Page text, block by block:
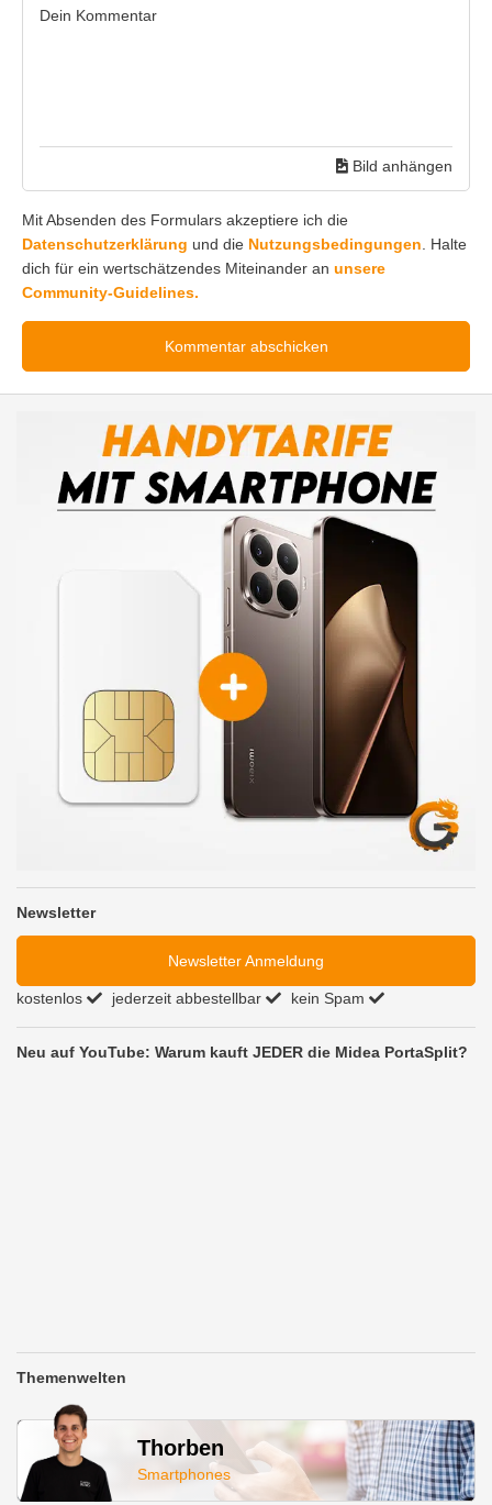
Bild anhängen
Mit Absenden des Formulars akzeptiere ich die
Datenschutzerklärung und die Nutzungsbedingungen . Halte
dich für ein wertschätzendes Miteinander an unsere
Community-Guidelines.
Newsletter
Newsletter Anmeldung
kostenlos jederzeit abbestellbar kein Spam
Neu auf YouTube: Warum kauft JEDER die Midea PortaSplit?
Themenwelten
Thorben
Smartphones